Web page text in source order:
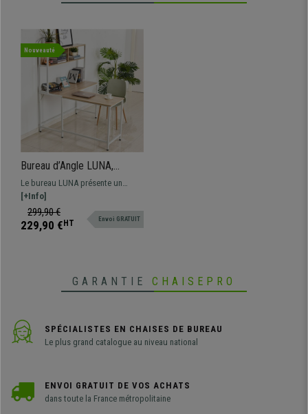
Nouveauté
Bureau d’Angle LUNA,
140x125x149 cm, Design et
Pratique, en Métal et Bois
Le bureau LUNA présente un
design esthétique, très
fonctionnel et pratique grâce à
ses nombreux espaces de
[+Info]
299,90 €
229,90 € HT Envoi GRATUIT
GARANTIE CHAISEPRO
SPÉCIALISTES EN CHAISES DE BUREAU
Le plus grand catalogue au niveau national
ENVOI GRATUIT DE VOS ACHATS
dans toute la France métropolitaine